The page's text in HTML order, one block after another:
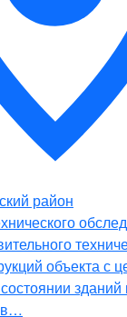
район
объекта с
зданий
в…